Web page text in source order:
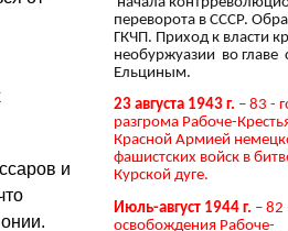
и
переворота в СССР.
ГКЧП. Приход к власти
необуржуазии во главе
Ельциным.
23 августа 1943 г. – 83 -
разгрома Рабоче-
Красной Армией
фашистских войск в
Курской дуге.
Июль-август 1944 г. – 82
освобождения Рабоче-